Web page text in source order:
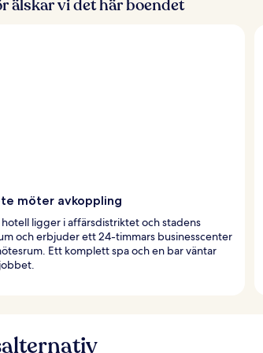
älskar vi det här boendet
möter avkoppling
ligger i affärsdistriktet och stadens
och erbjuder ett 24-timmars businesscenter
Ett komplett spa och en bar väntar